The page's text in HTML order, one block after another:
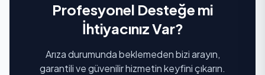
Profesyonel Desteğe mi
İhtiyacınız Var?
Arıza durumunda beklemeden bizi arayın,
garantili ve güvenilir hizmetin keyfini çıkarın.